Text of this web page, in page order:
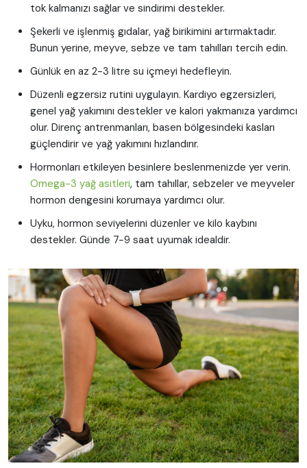
tok kalmanızı sağlar ve sindirimi destekler.
Şekerli ve işlenmiş gıdalar, yağ birikimini artırmaktadır.
Bunun yerine, meyve, sebze ve tam tahılları tercih edin.
Günlük en az 2-3 litre su içmeyi hedefleyin.
Düzenli egzersiz rutini uygulayın. Kardiyo egzersizleri,
genel yağ yakımını destekler ve kalori yakmanıza yardımcı
olur. Direnç antrenmanları, basen bölgesindeki kasları
güçlendirir ve yağ yakımını hızlandırır.
Hormonları etkileyen besinlere beslenmenizde yer verin.
Omega-3 yağ asitleri, tam tahıllar, sebzeler ve meyveler
hormon dengesini korumaya yardımcı olur.
Uyku, hormon seviyelerini düzenler ve kilo kaybını
destekler. Günde 7-9 saat uyumak idealdir.